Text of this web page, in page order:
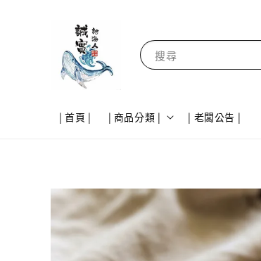
搜尋
| 首頁 | | 商品分類 | | 老闆公告 |